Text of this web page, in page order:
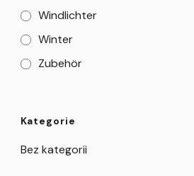
Windlichter
Winter
Zubehör
Kategorie
Bez kategorii